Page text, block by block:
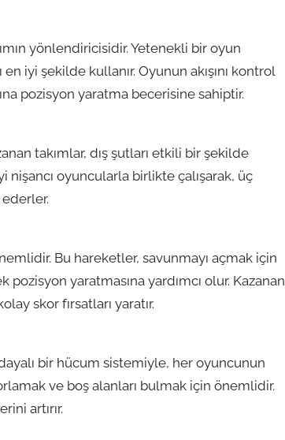
yönlendiricisidir. Yetenekli bir oyun
iyi şekilde kullanır. Oyunun akışını kontrol
pozisyon yaratma becerisine sahiptir.
takımlar, dış şutları etkili bir şekilde
nişancı oyuncularla birlikte çalışarak, üç
ederler.
Bu hareketler, savunmayı açmak için
yaratmasına yardımcı olur. Kazanan
skor fırsatları yaratır.
bir hücum sistemiyle, her oyuncunun
ve boş alanları bulmak için önemlidir.
artırır.